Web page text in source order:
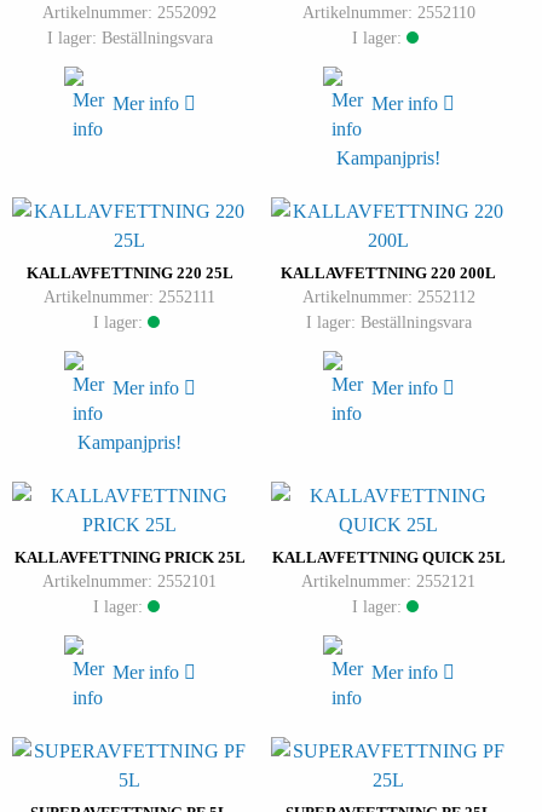
Artikelnummer: 2552092
I lager: Beställningsvara
Mer info
Artikelnummer: 2552110
I lager:
Mer info
Kampanjpris!
KALLAVFETTNING 220 25L
Artikelnummer: 2552111
I lager:
Mer info
Kampanjpris!
KALLAVFETTNING 220 200L
Artikelnummer: 2552112
I lager: Beställningsvara
Mer info
KALLAVFETTNING PRICK 25L
Artikelnummer: 2552101
I lager:
Mer info
KALLAVFETTNING QUICK 25L
Artikelnummer: 2552121
I lager:
Mer info